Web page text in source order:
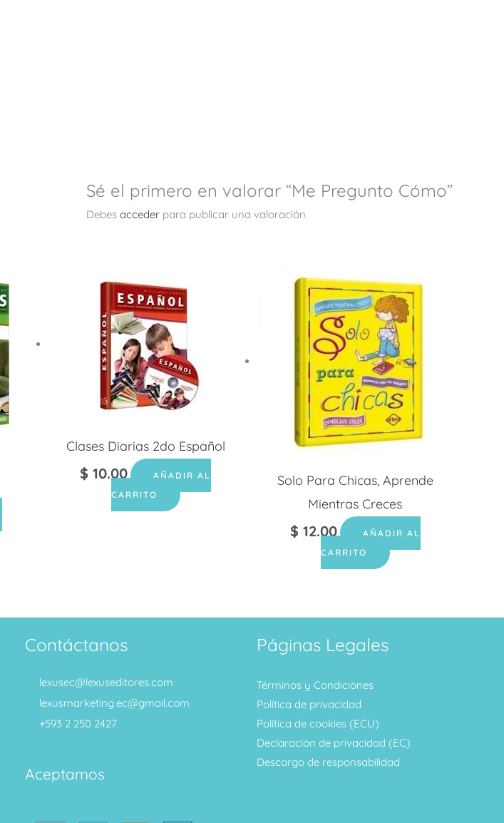
Sé el primero en valorar “Me Pregunto Cómo”
Debes acceder para publicar una valoración.
Clases Diarias 2do Español
$ 10.00
AÑADIR AL
CARRITO
Solo Para Chicas, Aprende
Mientras Creces
$ 12.00
AÑADIR AL
CARRITO
Contáctanos
lexusec@lexuseditores.com
lexusmarketing.ec@gmail.com
+593 2 250 2427
Aceptamos
Páginas Legales
Términos y Condiciones
Política de privacidad
Política de cookies (ECU)
Declaración de privacidad (EC)
Descargo de responsabilidad